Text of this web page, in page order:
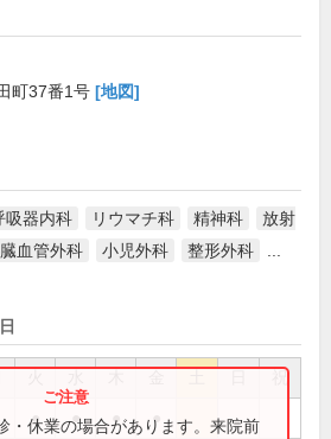
町37番1号 [地図]
吸器内科 リウマチ科 精神科
放射
血管外科 小児外科 整形外科
祝
● ● ● ●
・休業の場合があります。来院前